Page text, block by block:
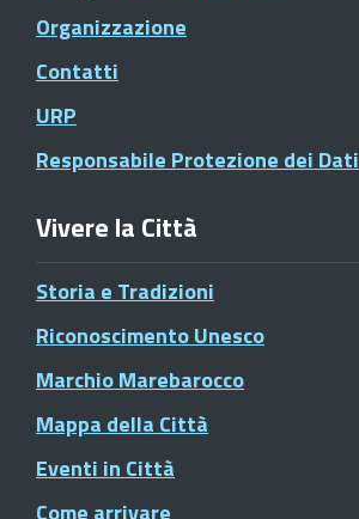
Organizzazione
Contatti
URP
Responsabile Protezione dei Dati
Vivere la Città
Storia e Tradizioni
Riconoscimento Unesco
Marchio Marebarocco
Mappa della Città
Eventi in Città
Come arrivare